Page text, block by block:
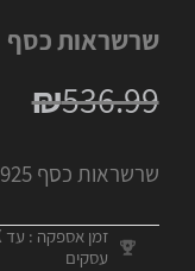
שרשראות כסף
₪536.99
שרשראות כסף 925
עסקים